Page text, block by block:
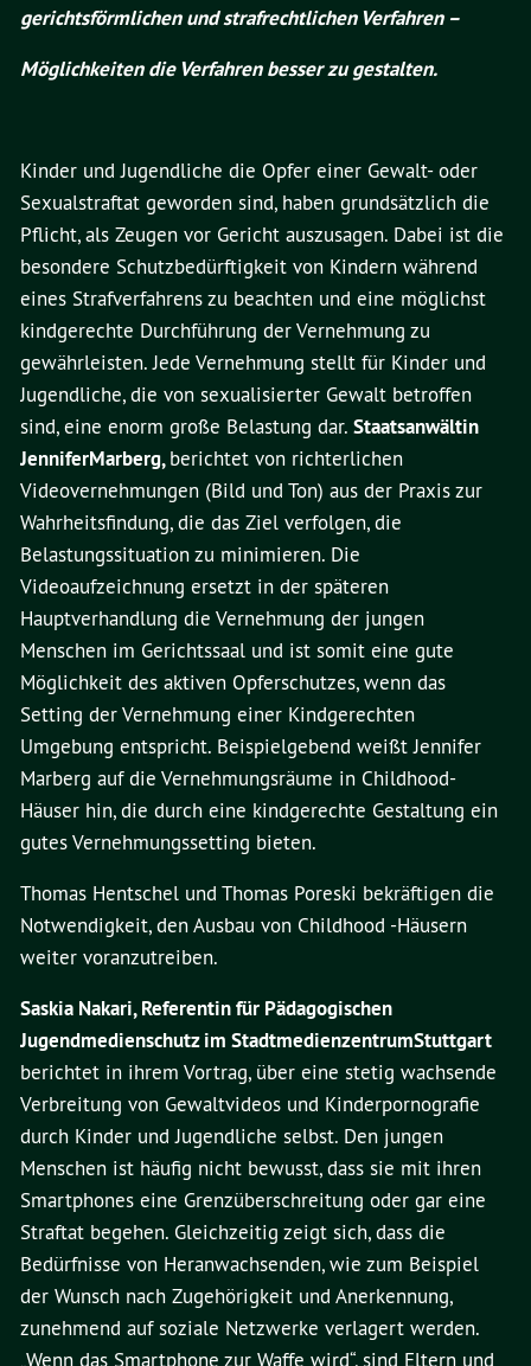
gerichtsförmlichen und strafrechtlichen Verfahren –
Möglichkeiten die Verfahren besser zu gestalten.
Kinder und Jugendliche die Opfer einer Gewalt- oder
Sexualstraftat geworden sind, haben grundsätzlich die
Pflicht, als Zeugen vor Gericht auszusagen. Dabei ist die
besondere Schutzbedürftigkeit von Kindern während
eines Strafverfahrens zu beachten und eine möglichst
kindgerechte Durchführung der Vernehmung zu
gewährleisten. Jede Vernehmung stellt für Kinder und
Jugendliche, die von sexualisierter Gewalt betroffen
sind, eine enorm große Belastung dar. Staatsanwältin
JenniferMarberg,berichtet von richterlichen
Videovernehmungen (Bild und Ton) aus der Praxis zur
Wahrheitsfindung, die das Ziel verfolgen, die
Belastungssituation zu minimieren. Die
Videoaufzeichnung ersetzt in der späteren
Hauptverhandlung die Vernehmung der jungen
Menschen im Gerichtssaal und ist somit eine gute
Möglichkeit des aktiven Opferschutzes, wenn das
Setting der Vernehmung einer Kindgerechten
Umgebung entspricht. Beispielgebend weißt Jennifer
Marberg auf die Vernehmungsräume in Childhood-
Häuser hin, die durch eine kindgerechte Gestaltung ein
gutes Vernehmungssetting bieten.
Thomas Hentschel und Thomas Poreski bekräftigen die
Notwendigkeit, den Ausbau von Childhood -Häusern
weiter voranzutreiben.
Saskia Nakari, Referentin für Pädagogischen
Jugendmedienschutz im StadtmedienzentrumStuttgart
berichtet in ihrem Vortrag, über eine stetig wachsende
Verbreitung von Gewaltvideos und Kinderpornografie
durch Kinder und Jugendliche selbst. Den jungen
Menschen ist häufig nicht bewusst, dass sie mit ihren
Smartphones eine Grenzüberschreitung oder gar eine
Straftat begehen. Gleichzeitig zeigt sich, dass die
Bedürfnisse von Heranwachsenden, wie zum Beispiel
der Wunsch nach Zugehörigkeit und Anerkennung,
zunehmend auf soziale Netzwerke verlagert werden.
„Wenn das Smartphone zur Waffe wird“, sind Eltern und